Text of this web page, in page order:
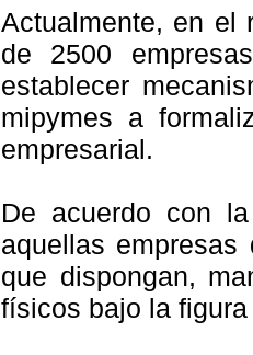
Actualmente, en el
de 2500
establecer
mipymes a
empresarial.
De acuerdo con
aquellas
que dispongan,
físicos bajo la